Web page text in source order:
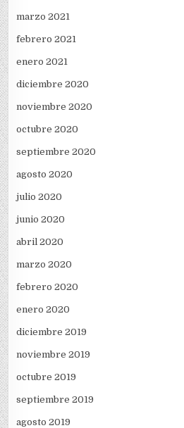
marzo 2021
febrero 2021
enero 2021
diciembre 2020
noviembre 2020
octubre 2020
septiembre 2020
agosto 2020
julio 2020
junio 2020
abril 2020
marzo 2020
febrero 2020
enero 2020
diciembre 2019
noviembre 2019
octubre 2019
septiembre 2019
agosto 2019